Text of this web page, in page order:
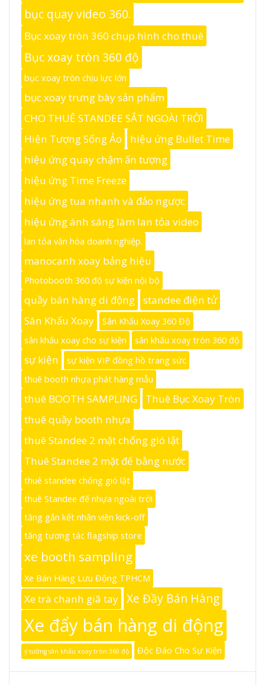
bục quay video 360.
Bục xoay tròn 360 chụp hình cho thuê
Bục xoay tròn 360 độ
bục xoay tròn chịu lực lớn
bục xoay trưng bày sản phẩm
CHO THUÊ STANDEE SẮT NGOÀI TRỜI
Hiện Tượng Sống Ảo
hiệu ứng Bullet Time
hiệu ứng quay chậm ấn tượng
hiệu ứng Time Freeze
hiệu ứng tua nhanh và đảo ngược
hiệu ứng ánh sáng làm lan tỏa video
lan tỏa văn hóa doanh nghiệp.
manocanh xoay bảng hiệu
Photobooth 360 độ sự kiện nội bộ
quầy bán hàng di động
standee điện tử
Sân Khấu Xoay
Sân Khấu Xoay 360 Độ
sân khấu xoay cho sự kiện
sân khấu xoay tròn 360 độ
sự kiện
sự kiện VIP đồng hồ trang sức
thuê booth nhựa phát hàng mẫu
thuê BOOTH SAMPLING
Thuê Bục Xoay Tròn
thuê quầy booth nhựa
thuê Standee 2 mặt chống gió lật
Thuê Standee 2 mặt đế bằng nước
thuê standee chống gió lật
thuê Standee đế nhựa ngoài trời
tăng gắn kết nhân viên kick-off
tăng tương tác flagship store
xe booth sampling
Xe Bán Hàng Lưu Động TPHCM
Xe trà chanh giã tay Xe Đầy Bán Hàng
Xe đẩy bán hàng di động
ý tưởng sân khấu xoay tròn 360 độ Độc Đáo Cho Sự Kiện